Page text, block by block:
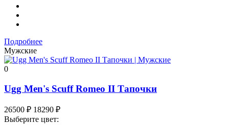
Подробнее
Мужские
0
Ugg Men's Scuff Romeo II Тапочки
26500 ₽ 18290 ₽
Выберите цвет: